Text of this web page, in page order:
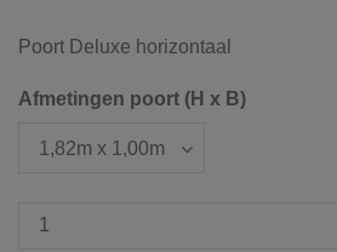
Poort Deluxe horizontaal
Afmetingen poort (H x B)